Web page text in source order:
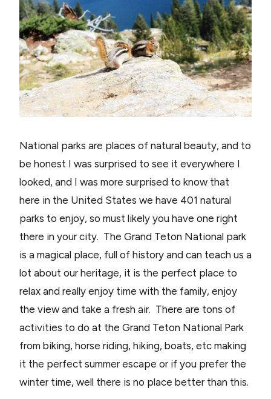
National parks are places of natural beauty, and to
be honest I was surprised to see it everywhere I
looked, and I was more surprised to know that
here in the United States we have 401 natural
parks to enjoy, so must likely you have one right
there in your city. The Grand Teton National park
is a magical place, full of history and can teach us a
lot about our heritage, it is the perfect place to
relax and really enjoy time with the family, enjoy
the view and take a fresh air. There are tons of
activities to do at the Grand Teton National Park
from biking, horse riding, hiking, boats, etc making
it the perfect summer escape or if you prefer the
winter time, well there is no place better than this.